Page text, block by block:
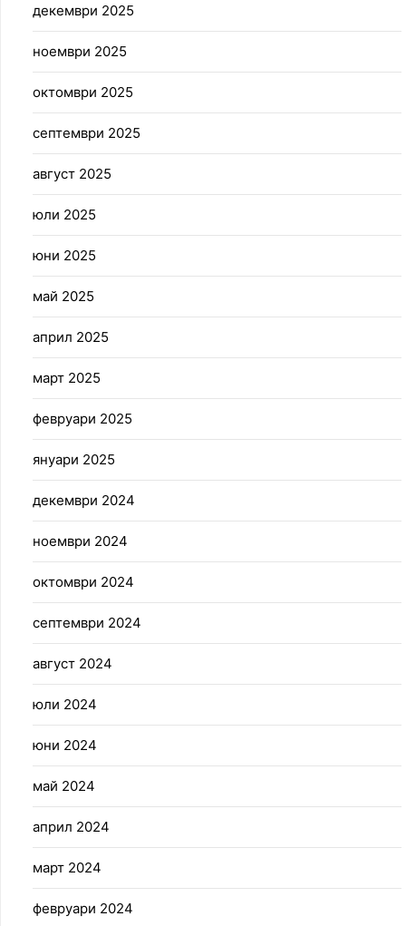
декември 2025
ноември 2025
октомври 2025
септември 2025
август 2025
юли 2025
юни 2025
май 2025
април 2025
март 2025
февруари 2025
януари 2025
декември 2024
ноември 2024
октомври 2024
септември 2024
август 2024
юли 2024
юни 2024
май 2024
април 2024
март 2024
февруари 2024